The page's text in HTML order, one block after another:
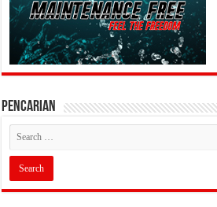
PENCARIAN